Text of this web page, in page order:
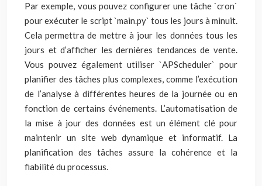
Par exemple, vous pouvez configurer une tâche `cron`
pour exécuter le script `main.py` tous les jours à minuit.
Cela permettra de mettre à jour les données tous les
jours et d’afficher les dernières tendances de vente.
Vous pouvez également utiliser `APScheduler` pour
planifier des tâches plus complexes, comme l’exécution
de l’analyse à différentes heures de la journée ou en
fonction de certains événements. L’automatisation de
la mise à jour des données est un élément clé pour
maintenir un site web dynamique et informatif. La
planification des tâches assure la cohérence et la
fiabilité du processus.